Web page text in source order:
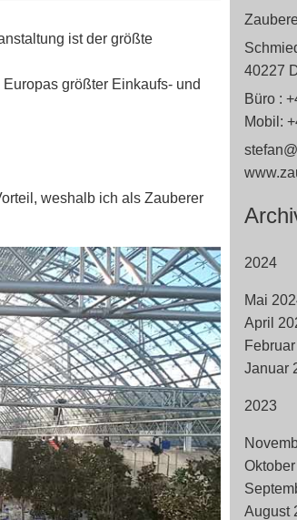
ist der größte
größter Einkaufs- und
weshalb ich als Zauberer
40227
Büro :
Mobil:
2024
Mai
April
Januar
2023
August